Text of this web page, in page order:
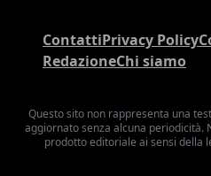
ContattiPrivacy Policy
RedazioneChi siamo
Questo sito non rappresenta una
aggiornato senza alcuna periodicità.
prodotto editoriale ai sensi della